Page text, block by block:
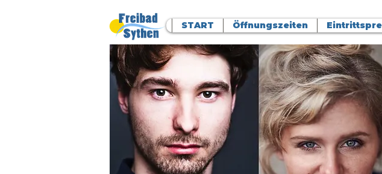
START Öffnungszeiten